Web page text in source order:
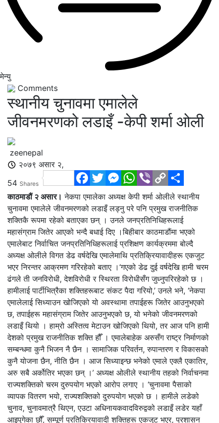
मेन्यु
Comments
स्थानीय चुनावमा एमालेले
जीवनमरणको लडाइँ -केपी शर्मा ओली
zeenepal
२०७९ असार २,
54 Shares
Facebook
TwitterMessenger
WhatsApp
ViberCopy
Link
काठमाडौं २ असार। नेकपा एमालेका अध्यक्ष केपी शर्मा ओलीले स्थानीय
चुनावमा एमालेले जीवनमरणको लडाइँ लड्नु परे पनि प्रमुख राजनीतिक
शक्तिकै रूपमा रहेको बताएका छन् । उनले जनप्रतिनिधिहरूलाई
महासंग्राम जितेर आएको भन्दै बधाई दिए ।बिहीबार काठमाडौंमा भएको
एमालेबाट निर्वाचित जनप्रतिनिधिहरूलाई प्रशिक्षण कार्यक्रममा बोल्दै
अध्यक्ष ओलीले विगत डेढ वर्षदेखि एमालेमाथि प्रतिक्रियावादीहरू एकजुट
भएर निरन्तर आक्रमण गरिरहेको बताए ।‘गएको डेढ दुई वर्षदेखि हामी चरम
ढंगले ती जनविरोधी, देशविरोधी र स्थिरता विरोधीसँग जुध्नुपरिरहेको छ ।
हामीलाई पार्टीभित्रैका शक्तिहरूबाट संकट पैदा गरियो,’ उनले भने, ‘नेकपा
एमालेलाई सिध्याउन खोजिएको यो अवस्थामा तपाईहरू जितेर आउनुभएको
छ, तपाईहरू महासंग्राम जितेर आउनुभएको छ, यो भनेको जीवनमरणको
लडाइँ थियो । हाम्रो अस्तित्व मेटाउन खोजिएको थियो, तर आज पनि हामी
देशको प्रमुख राजनीतिक शक्ति हौँ । एमालेबाहेक अरुसँग राष्ट्र निर्माणको
सम्बन्धमा कुनै भिजन नै छैन । सामाजिक परिवर्तन, रुपान्तरण र विकासको
कुनै योजना छैन, नीति छैन । आज सिध्याइन्छ भनेको एमाले एक्लै एकातिर,
अरु सबै अर्कोतिर भएका छन् ।’ अध्यक्ष ओलीले स्थानीय तहको निर्वाचनमा
राज्यशक्तिको चरम दुरुपयोग भएको आरोप लगाए । ‘चुनावमा पैसाको
व्यापक वितरण भयो, राज्यशक्तिको दुरुपयोग भएको छ । हामीले लडेको
चुनाव, चुनावमात्रै थिएन, एउटा अधिनायकवादविरुद्वको लडाइँ लडेर यहाँ
आइपुगेका छौँ, सम्पूर्ण प्रतिक्रियावादी शक्तिहरू एकजुट भएर, प्रशासन